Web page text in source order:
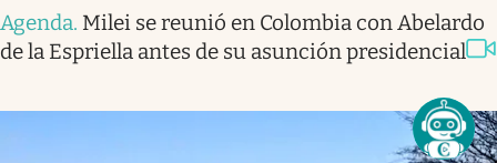
Agenda. Milei se reunió en Colombia con Abelardo
de la Espriella antes de su asunción presidencial